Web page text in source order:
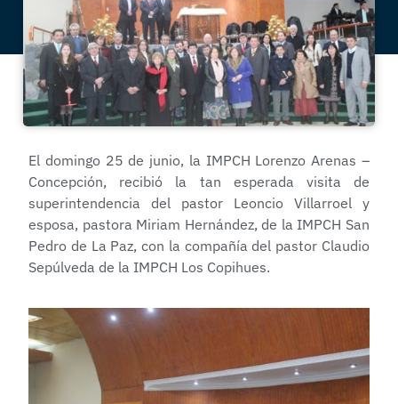
El domingo 25 de junio, la IMPCH Lorenzo Arenas –
Concepción, recibió la tan esperada visita de
superintendencia del pastor Leoncio Villarroel y
esposa, pastora Miriam Hernández, de la IMPCH San
Pedro de La Paz, con la compañía del pastor Claudio
Sepúlveda de la IMPCH Los Copihues.